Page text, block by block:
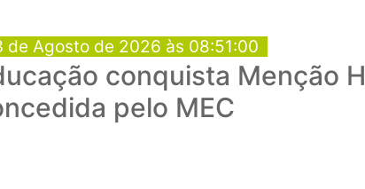
de Agosto de 2026 às 08:51:00
conquista Menção
pelo MEC